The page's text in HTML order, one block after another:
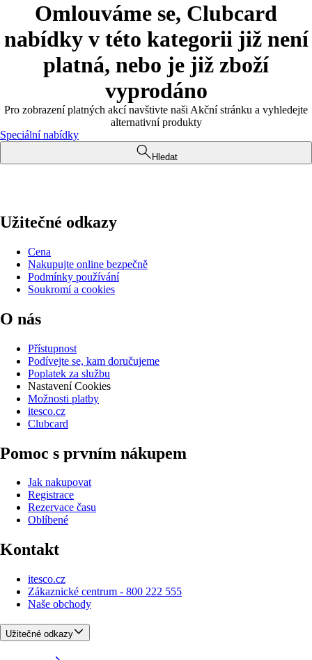
Omlouváme se, Clubcard
nabídky v této kategorii již není
platná, nebo je již zboží
vyprodáno
Pro zobrazení platných akcí navštivte naši Akční stránku a vyhledejte
alternativní produkty
Speciální nabídky
Hledat
Užitečné odkazy
Cena
Nakupujte online bezpečně
Podmínky používání
Soukromí a cookies
O nás
Přístupnost
Podívejte se, kam doručujeme
Poplatek za službu
Nastavení Cookies
Možnosti platby
itesco.cz
Clubcard
Pomoc s prvním nákupem
Jak nakupovat
Registrace
Rezervace času
Oblíbené
Kontakt
itesco.cz
Zákaznické centrum - 800 222 555
Naše obchody
Užitečné odkazy